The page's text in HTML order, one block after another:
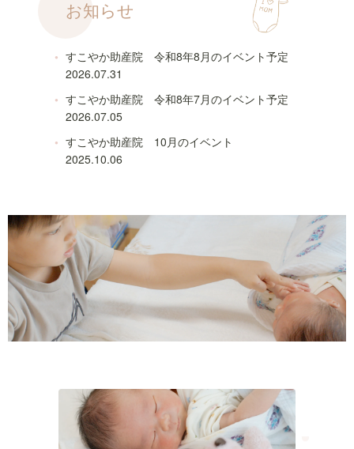
お知らせ
2026.07.31
すこやか助産院 令和8年8月のイベント予定
2026.07.05
すこやか助産院 令和8年7月のイベント予定
2025.10.06
すこやか助産院 10月のイベント